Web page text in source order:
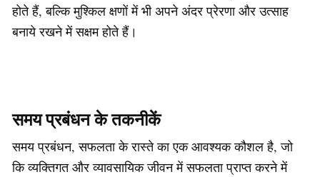
होते हैं, बल्कि मुश्किल क्षणों में भी अपने अंदर प्रेरणा और उत्साह
बनाये रखने में सक्षम होते हैं।
समय प्रबंधन के तकनीकें
समय प्रबंधन, सफलता के रास्ते का एक आवश्यक कौशल है, जो
कि व्यक्तिगत और व्यावसायिक जीवन में सफलता प्राप्त करने में